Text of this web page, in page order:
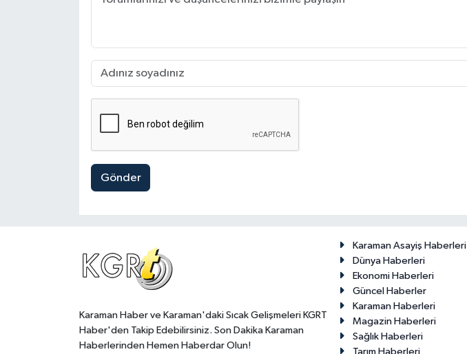
Gönder
Karaman Haber ve Karaman'daki Sıcak Gelişmeleri KGRT
Haber'den Takip Edebilirsiniz. Son Dakika Karaman
Haberlerinden Hemen Haberdar Olun!
Karaman Asayiş Haberleri
Dünya Haberleri
Ekonomi Haberleri
Güncel Haberler
Karaman Haberleri
Magazin Haberleri
Sağlık Haberleri
Tarım Haberleri